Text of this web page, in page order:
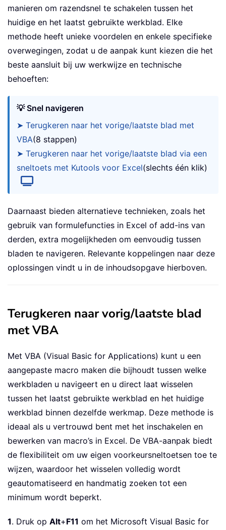
manieren om razendsnel te schakelen tussen het
huidige en het laatst gebruikte werkblad. Elke
methode heeft unieke voordelen en enkele specifieke
overwegingen, zodat u de aanpak kunt kiezen die het
beste aansluit bij uw werkwijze en technische
behoeften:
💡 Snel navigeren
➤ Terugkeren naar het vorige/laatste blad met
VBA(8 stappen)
➤ Terugkeren naar het vorige/laatste blad via een
sneltoets met Kutools voor Excel(slechts één klik)
Daarnaast bieden alternatieve technieken, zoals het
gebruik van formulefuncties in Excel of add-ins van
derden, extra mogelijkheden om eenvoudig tussen
bladen te navigeren. Relevante koppelingen naar deze
oplossingen vindt u in de inhoudsopgave hierboven.
Terugkeren naar vorig/laatste blad
met VBA
Met VBA (Visual Basic for Applications) kunt u een
aangepaste macro maken die bijhoudt tussen welke
werkbladen u navigeert en u direct laat wisselen
tussen het laatst gebruikte werkblad en het huidige
werkblad binnen dezelfde werkmap. Deze methode is
ideaal als u vertrouwd bent met het inschakelen en
bewerken van macro’s in Excel. De VBA-aanpak biedt
de flexibiliteit om uw eigen voorkeursneltoetsen toe te
wijzen, waardoor het wisselen volledig wordt
geautomatiseerd en handmatig zoeken tot een
minimum wordt beperkt.
1. Druk op Alt+F11 om het Microsoft Visual Basic for